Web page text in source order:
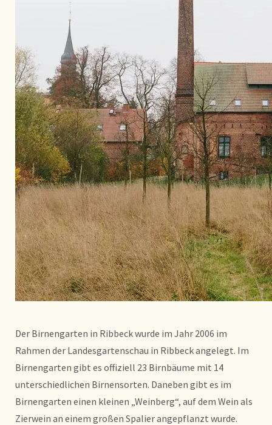
Der Birnengarten in Ribbeck wurde im Jahr 2006 im
Rahmen der Landesgartenschau in Ribbeck angelegt. Im
Birnengarten gibt es offiziell 23 Birnbäume mit 14
unterschiedlichen Birnensorten. Daneben gibt es im
Birnengarten einen kleinen „Weinberg“, auf dem Wein als
Zierwein an einem großen Spalier angepflanzt wurde.